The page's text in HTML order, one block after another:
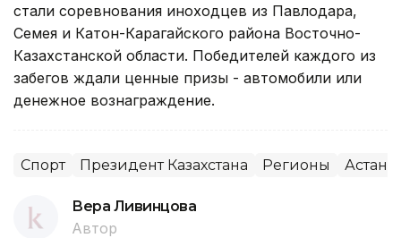
стали соревнования иноходцев из Павлодара,
Семея и Катон-Карагайского района Восточно-
Казахстанской области. Победителей каждого из
забегов ждали ценные призы - автомобили или
денежное вознаграждение.
Спорт Президент Казахстана Регионы Астана
Вера Ливинцова
Автор